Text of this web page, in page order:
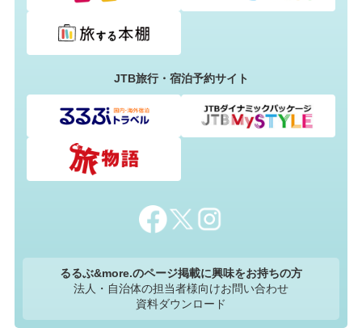
JTB旅行・宿泊予約サイト
るるぶ&more.のページ掲載に興味をお持ちの方
法人・自治体の担当者様向けお問い合わせ
資料ダウンロード